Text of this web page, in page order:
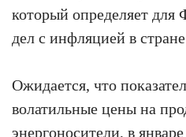
который определяет
дел с инфляцией в
Ожидается, что
волатильные цены на
энергоносители, в